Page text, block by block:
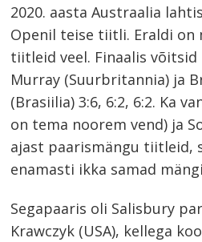
2020. aasta Austraalia
Openil teise tiitli. Eraldi on
tiitleid veel. Finaalis võitsid
Murray (Suurbritannia) ja
(Brasiilia) 3:6, 6:2, 6:2. Ka
on tema noorem vend) ja
ajast paarismängu tiitleid,
enamasti ikka samad
Segapaaris oli Salisbury
Krawczyk (USA), kellega